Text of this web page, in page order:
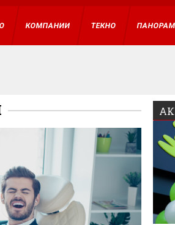
КОМПАНИИ ТЕКНО